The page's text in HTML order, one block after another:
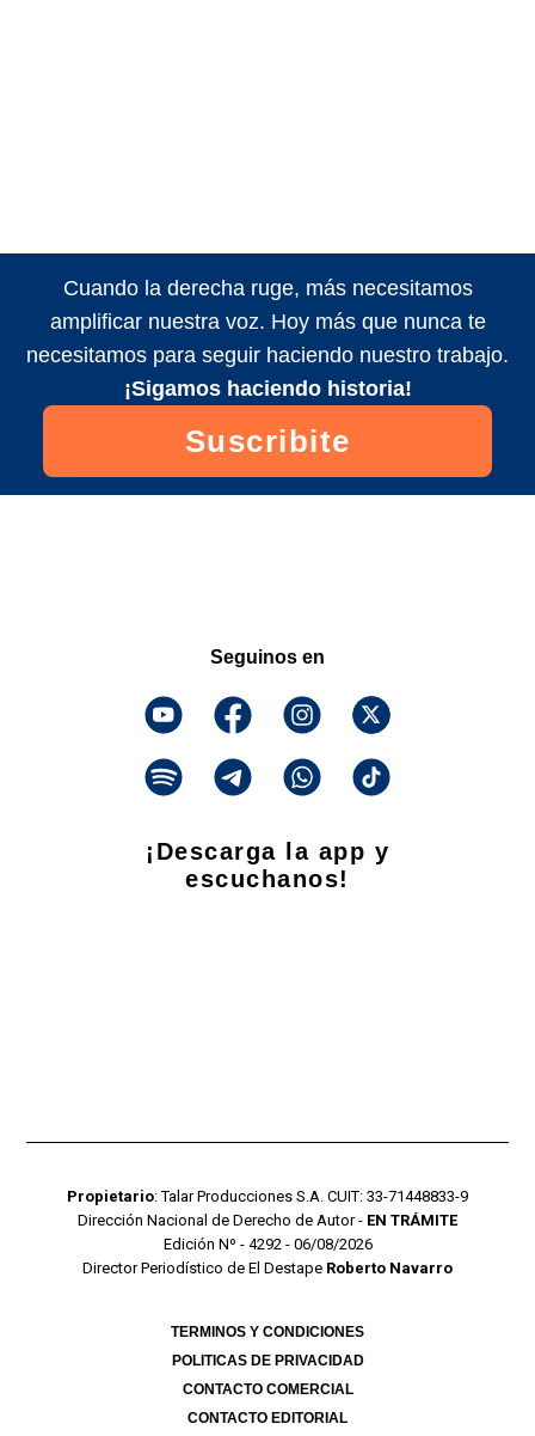
Cuando la derecha ruge, más necesitamos
amplificar nuestra voz. Hoy más que nunca te
necesitamos para seguir haciendo nuestro trabajo.
¡Sigamos haciendo historia!
Suscribite
Seguinos en
¡Descarga la app y
escuchanos!
Propietario: Talar Producciones S.A. CUIT: 33-71448833-9
Dirección Nacional de Derecho de Autor - EN TRÁMITE
Edición Nº - 4292 - 06/08/2026
Director Periodístico de El Destape Roberto Navarro
TERMINOS Y CONDICIONES
POLITICAS DE PRIVACIDAD
CONTACTO COMERCIAL
CONTACTO EDITORIAL